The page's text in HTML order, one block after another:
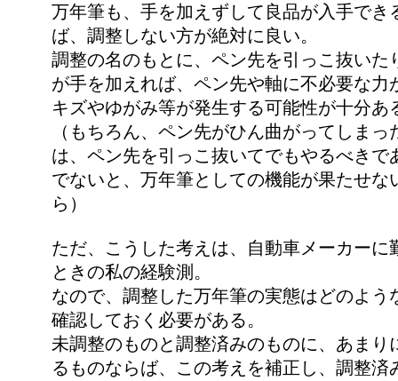
万年筆も、手を加えずして良品が入手でき
ば、調整しない方が絶対に良い。
調整の名のもとに、ペン先を引っこ抜いた
が手を加えれば、ペン先や軸に不必要な力
キズやゆがみ等が発生する可能性が十分あ
（もちろん、ペン先がひん曲がってしまっ
は、ペン先を引っこ抜いてでもやるべきで
でないと、万年筆としての機能が果たせな
ら）
ただ、こうした考えは、自動車メーカーに
ときの私の経験測。
なので、調整した万年筆の実態はどのよう
確認しておく必要がある。
未調整のものと調整済みのものに、あまり
るものならば、この考えを補正し、調整済